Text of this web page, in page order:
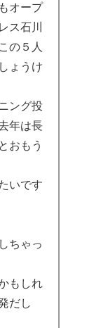
オープ
ス石川
の５人
ょうけ
ング投
年は長
おもう
いです
ちゃっ
もしれ
だし